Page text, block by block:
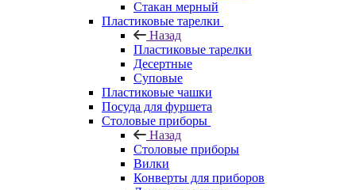
Стакан мерный
Пластиковые тарелки
Назад
Пластиковые тарелки
Десертные
Суповые
Пластиковые чашки
Посуда для фуршета
Столовые приборы
Назад
Столовые приборы
Вилки
Конверты для приборов